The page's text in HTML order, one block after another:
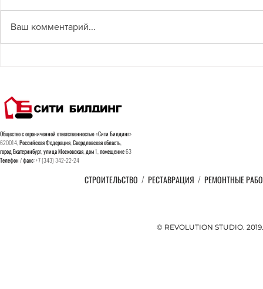
Ваш комментарий...
Общество с ограниченной ответственностью «Сити Билдинг»
620014, Российская Федерация, Свердловская область,
город Екатеринбург, улица Московская, дом 1, помещение 63
Телефон / факс: +7 (343) 342-22-24
СТРОИТЕЛЬСТВО / РЕСТАВРАЦИЯ /РЕМОНТНЫЕ
© REVOLUTION STUDIO.